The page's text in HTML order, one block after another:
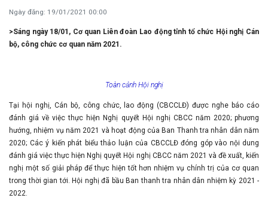
Ngày đăng: 19/01/2021 00:00
>Sáng ngày 18/01, Cơ quan Liên đoàn Lao động tỉnh tổ chức Hội nghị Cán
bộ, công chức cơ quan năm 2021.
Toàn cảnh Hội nghị
Tại hội nghị, Cán bộ, công chức, lao động (CBCCLĐ) được nghe báo cáo
đánh giá về việc thực hiện Nghị quyết Hội nghị CBCC năm 2020; phương
hướng, nhiệm vụ năm 2021 và hoạt động của Ban Thanh tra nhân dân năm
2020; Các ý kiến phát biểu thảo luận của CBCCLĐ đóng góp vào nội dung
đánh giá việc thực hiện Nghị quyết Hội nghị CBCC năm 2021 và đề xuất, kiến
nghị một số giải pháp để thực hiện tốt hơn nhiệm vụ chính trị của cơ quan
trong thời gian tới. Hội nghị đã bầu Ban thanh tra nhân dân nhiệm kỳ 2021 -
2022.